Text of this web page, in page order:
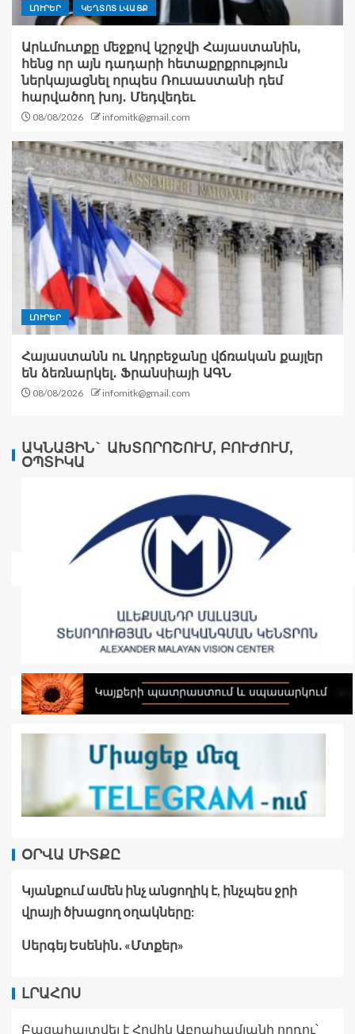
ԼՈՒՐԵՐ ԿԵՂՏՈՏ ԼՎԱՑՔ
Արևմուտքը մեջքով կշրջվի Հայաստանին,
հենց որ այն դադարի հետաքրքրություն
ներկայացնել որպես Ռուսաստանի դեմ
հարվածող խոյ․ Մեդվեդեւ
08/08/2026 infomitk@gmail.com
ԼՈՒՐԵՐ
Հայաստանն ու Ադրբեջանը վճռական քայլեր
են ձեռնարկել․ Ֆրանսիայի ԱԳՆ
08/08/2026 infomitk@gmail.com
ԱԿՆԱՅԻՆ` ԱԽՏՈՐՈՇՈՒՄ, ԲՈՒԺՈՒՄ,
ՕՊՏԻԿԱ
ՕՐՎԱ ՄԻՏՔԸ
Կյանքում ամեն ինչ անցողիկ է, ինչպես ջրի
վրայի ծխացող օղակները:
Սերգեյ Եսենին․ «Մտքեր»
ԼՐԱՀՈՍ
Բացահայտվել է Հովիկ Աբրահամյանի որդու՝